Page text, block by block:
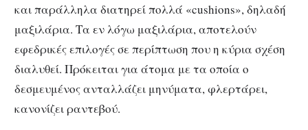
και παράλληλα διατηρεί πολλά «cushions», δηλαδή
μαξιλάρια. Τα εν λόγω μαξιλάρια, αποτελούν
εφεδρικές επιλογές σε περίπτωση που η κύρια σχέση
διαλυθεί. Πρόκειται για άτομα με τα οποία ο
δεσμευμένος ανταλλάζει μηνύματα, φλερτάρει,
κανονίζει ραντεβού.